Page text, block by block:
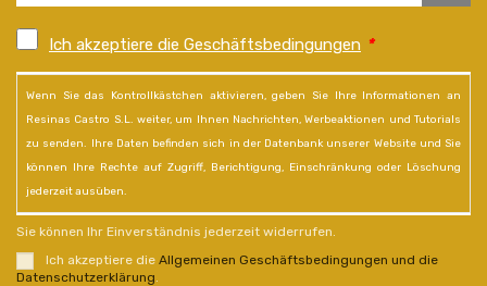
Ich akzeptiere die Geschäftsbedingungen *
Wenn Sie das Kontrollkästchen aktivieren, geben Sie Ihre Informationen an
Resinas Castro S.L. weiter, um Ihnen Nachrichten, Werbeaktionen und Tutorials
zu senden. Ihre Daten befinden sich in der Datenbank unserer Website und Sie
können Ihre Rechte auf Zugriff, Berichtigung, Einschränkung oder Löschung
jederzeit ausüben.
Sie können Ihr Einverständnis jederzeit widerrufen.
Ich akzeptiere die Allgemeinen Geschäftsbedingungen und die
Datenschutzerklärung